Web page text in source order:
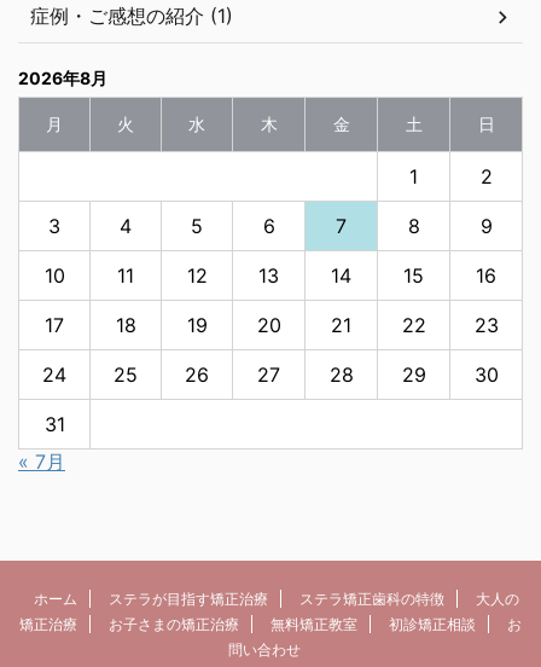
症例・ご感想の紹介 (1)
2026年8月
月 火 水 木 金 土 日
1 2
3 4 5 6 7 8 9
10 11 12 13 14 15 16
17 18 19 20 21 22 23
24 25 26 27 28 29 30
31
« 7月
ホーム ステラが目指す矯正治療 ステラ矯正歯科の特徴
大人の
矯正治療
お子さまの矯正治療 無料矯正教室 初診矯正相談
お
問い合わせ